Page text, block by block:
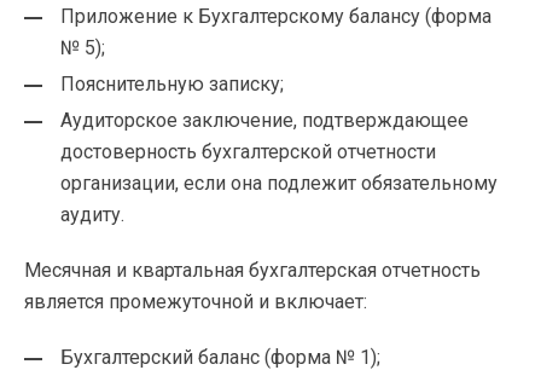
Приложение к Бухгалтерскому балансу (форма
№ 5);
Пояснительную записку;
Аудиторское заключение, подтверждающее
достоверность бухгалтерской отчетности
организации, если она подлежит обязательному
аудиту.
Месячная и квартальная бухгалтерская отчетность
является промежуточной и включает:
Бухгалтерский баланс (форма № 1);